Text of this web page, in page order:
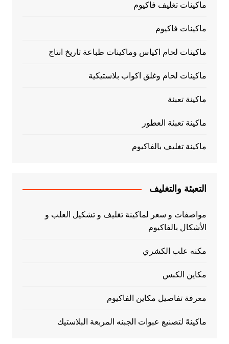
ماكينات تغليف فاكيوم
ماكينات فاكيوم
ماكينات لحام اكياس وماكينات طباعة تاريخ انتاج
ماكينات لحام وغلق اكواب بلاستيكية
ماكينة تعبئة
ماكينة تعبئة العطور
ماكينة تغليف بالفاكيوم
التعبئة والتغليف
مواصفات و سعر لماكينة تغليف و تشكيل العلب و
الأشكال بالفاكيوم
مكنه علب الكشري
مكاين الكبس
معرفة تفاصيل مكاين الفاكيوم
ماكينهً لتصنيع عبوات الجبنه المربعة البلاستيك